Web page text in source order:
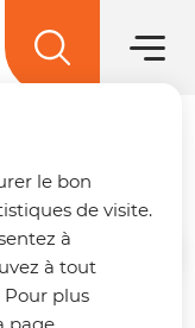
le bon
de visite.
à
à tout
plus
Skip to
site map
sur La
?
nouvelle
clics,
Menu